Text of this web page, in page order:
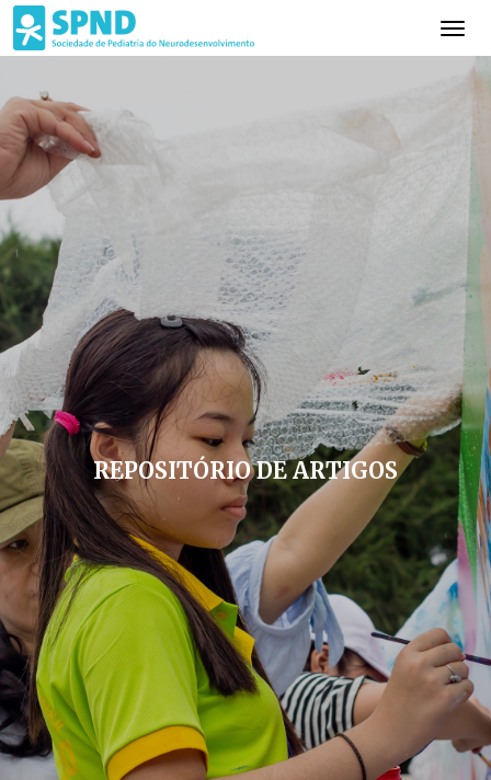
REPOSITÓRIO DE ARTIGOS